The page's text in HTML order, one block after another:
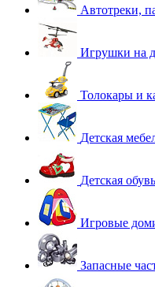
Автотреки,
Игрушки на
Толокары и
Детская
Детская обувь
Игровые
Запасные